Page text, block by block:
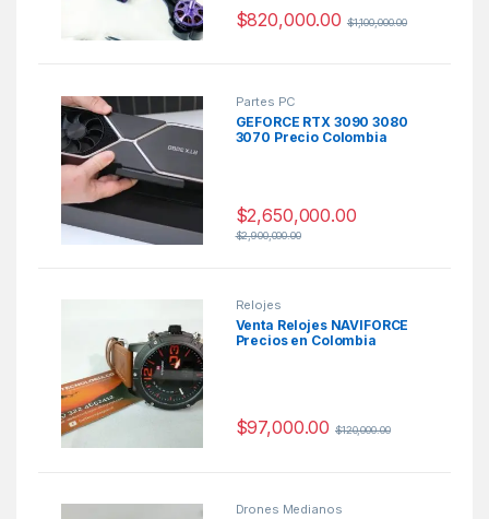
$820,000.00 $1,100,000.00
Partes PC
GEFORCE RTX 3090 3080
3070 Precio Colombia
$2,650,000.00
$2,900,000.00
Relojes
Venta Relojes NAVIFORCE
Precios en Colombia
$97,000.00 $120,000.00
Drones Medianos